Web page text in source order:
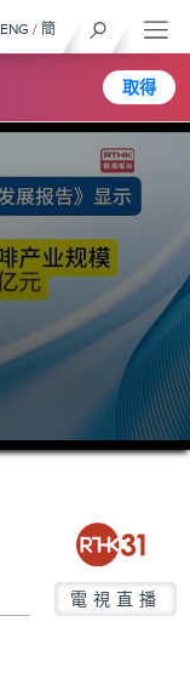
取得
ENG / 簡
電視直播